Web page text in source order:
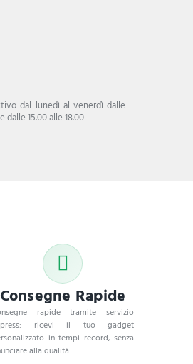
dal lunedì al venerdì dalle
dalle 15.00 alle 18.00
Consegne Rapide
rapide tramite servizio
ricevi il tuo gadget
in tempi record, senza
alla qualità.